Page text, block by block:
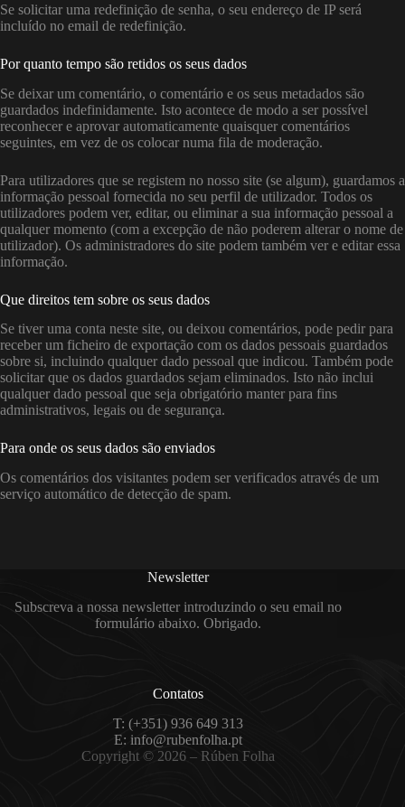
Se solicitar uma redefinição de senha, o seu endereço de IP será
incluído no email de redefinição.
Por quanto tempo são retidos os seus dados
Se deixar um comentário, o comentário e os seus metadados são
guardados indefinidamente. Isto acontece de modo a ser possível
reconhecer e aprovar automaticamente quaisquer comentários
seguintes, em vez de os colocar numa fila de moderação.
Para utilizadores que se registem no nosso site (se algum), guardamos a
informação pessoal fornecida no seu perfil de utilizador. Todos os
utilizadores podem ver, editar, ou eliminar a sua informação pessoal a
qualquer momento (com a excepção de não poderem alterar o nome de
utilizador). Os administradores do site podem também ver e editar essa
informação.
Que direitos tem sobre os seus dados
Se tiver uma conta neste site, ou deixou comentários, pode pedir para
receber um ficheiro de exportação com os dados pessoais guardados
sobre si, incluindo qualquer dado pessoal que indicou. Também pode
solicitar que os dados guardados sejam eliminados. Isto não inclui
qualquer dado pessoal que seja obrigatório manter para fins
administrativos, legais ou de segurança.
Para onde os seus dados são enviados
Os comentários dos visitantes podem ser verificados através de um
serviço automático de detecção de spam.
Newsletter
Subscreva a nossa newsletter introduzindo o seu email no
formulário abaixo. Obrigado.
Contatos
T: (+351) 936 649 313
E: info@rubenfolha.pt
Copyright © 2026 – Rúben Folha